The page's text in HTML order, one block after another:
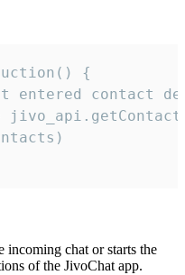
{
entered contact
incoming chat or starts the
of the JivoChat app.